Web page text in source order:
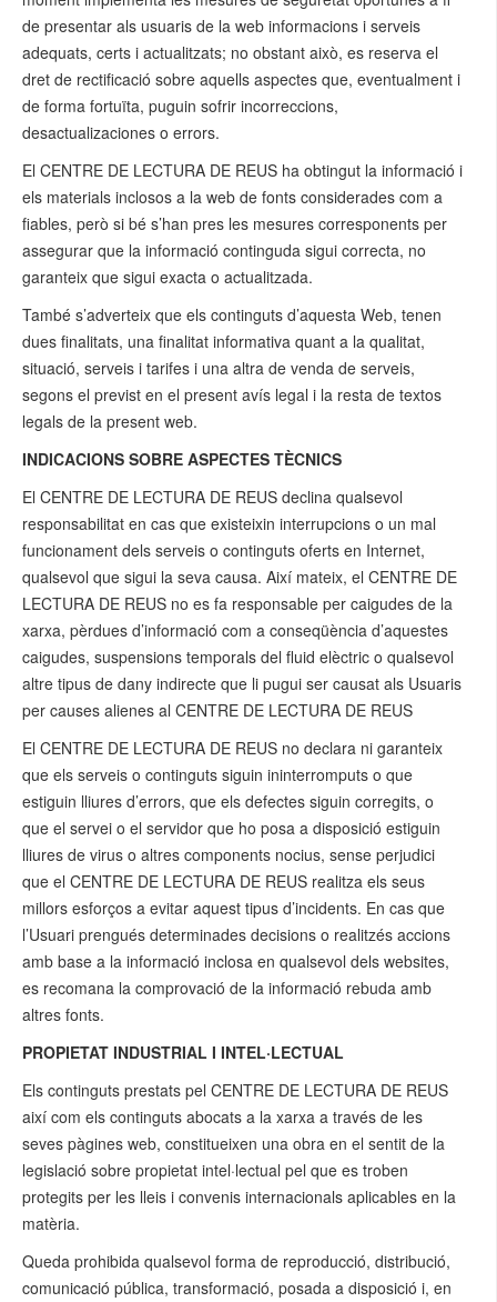
de presentar als usuaris de la web informacions i serveis
adequats, certs i actualitzats; no obstant això, es reserva el
dret de rectificació sobre aquells aspectes que, eventualment i
de forma fortuïta, puguin sofrir incorreccions,
desactualizaciones o errors.
El CENTRE DE LECTURA DE REUS ha obtingut la informació i
els materials inclosos a la web de fonts considerades com a
fiables, però si bé s’han pres les mesures corresponents per
assegurar que la informació continguda sigui correcta, no
garanteix que sigui exacta o actualitzada.
També s’adverteix que els continguts d’aquesta Web, tenen
dues finalitats, una finalitat informativa quant a la qualitat,
situació, serveis i tarifes i una altra de venda de serveis,
segons el previst en el present avís legal i la resta de textos
legals de la present web.
INDICACIONS SOBRE ASPECTES TÈCNICS
El CENTRE DE LECTURA DE REUS declina qualsevol
responsabilitat en cas que existeixin interrupcions o un mal
funcionament dels serveis o continguts oferts en Internet,
qualsevol que sigui la seva causa. Així mateix, el CENTRE DE
LECTURA DE REUS no es fa responsable per caigudes de la
xarxa, pèrdues d’informació com a conseqüència d’aquestes
caigudes, suspensions temporals del fluid elèctric o qualsevol
altre tipus de dany indirecte que li pugui ser causat als Usuaris
per causes alienes al CENTRE DE LECTURA DE REUS
El CENTRE DE LECTURA DE REUS no declara ni garanteix
que els serveis o continguts siguin ininterromputs o que
estiguin lliures d’errors, que els defectes siguin corregits, o
que el servei o el servidor que ho posa a disposició estiguin
lliures de virus o altres components nocius, sense perjudici
que el CENTRE DE LECTURA DE REUS realitza els seus
millors esforços a evitar aquest tipus d’incidents. En cas que
l’Usuari prengués determinades decisions o realitzés accions
amb base a la informació inclosa en qualsevol dels websites,
es recomana la comprovació de la informació rebuda amb
altres fonts.
PROPIETAT INDUSTRIAL I INTEL·LECTUAL
Els continguts prestats pel CENTRE DE LECTURA DE REUS
així com els continguts abocats a la xarxa a través de les
seves pàgines web, constitueixen una obra en el sentit de la
legislació sobre propietat intel·lectual pel que es troben
protegits per les lleis i convenis internacionals aplicables en la
matèria.
Queda prohibida qualsevol forma de reproducció, distribució,
comunicació pública, transformació, posada a disposició i, en